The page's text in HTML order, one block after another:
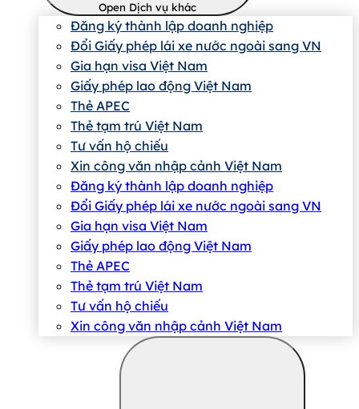
Open Dịch vụ khác
Đăng ký thành lập doanh nghiệp
Đổi Giấy phép lái xe nước ngoài sang VN
Gia hạn visa Việt Nam
Giấy phép lao động Việt Nam
Thẻ APEC
Thẻ tạm trú Việt Nam
Tư vấn hộ chiếu
Xin công văn nhập cảnh Việt Nam
Đăng ký thành lập doanh nghiệp
Đổi Giấy phép lái xe nước ngoài sang VN
Gia hạn visa Việt Nam
Giấy phép lao động Việt Nam
Thẻ APEC
Thẻ tạm trú Việt Nam
Tư vấn hộ chiếu
Xin công văn nhập cảnh Việt Nam